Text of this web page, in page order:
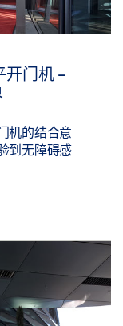
开门机 -
机的结合意
到无障碍感